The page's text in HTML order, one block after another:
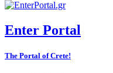
Enter Portal
The Portal of Crete!